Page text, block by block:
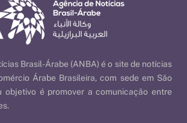
Brasil-Árabe (ANBA) é o site de notícias
Árabe Brasileira, com sede em São
objetivo é promover a comunicação entre